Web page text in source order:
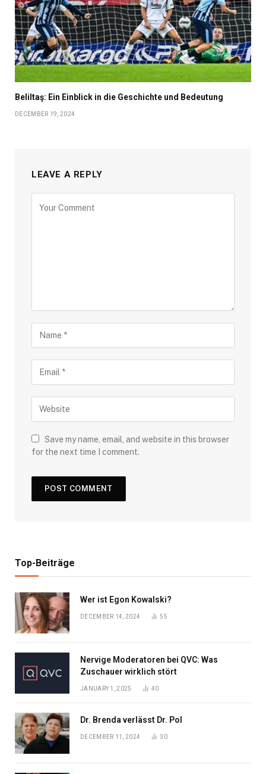
Beliltaş: Ein Einblick in die Geschichte und Bedeutung
DECEMBER 19, 2024
LEAVE A REPLY
Save my name, email, and website in this browser
for the next time I comment.
Top-Beiträge
Wer ist Egon Kowalski?
DECEMBER 14, 2024 55
Nervige Moderatoren bei QVC: Was
Zuschauer wirklich stört
JANUARY 1, 2025 40
Dr. Brenda verlässt Dr. Pol
DECEMBER 11, 2024 30